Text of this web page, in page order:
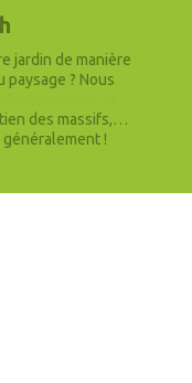
jardin de manière
? Nous
des massifs,…
!